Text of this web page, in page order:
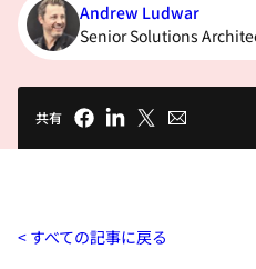
Andrew Ludwar
Senior Solutions
共有
すべての記事に戻る